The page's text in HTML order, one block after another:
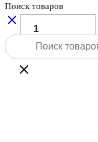
Количество
товара
Рюкзак
(модель
Поиск товаров
Поиск
товаров